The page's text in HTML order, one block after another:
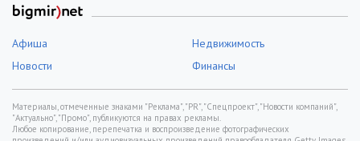
Афиша
Недвижимость
Новости
Финансы
Материалы, отмеченные знаками "Реклама", "PR", "Спецпроект", "Новости компаний",
"Актуально", "Промо", публикуются на правах рекламы.
Любое копирование, перепечатка и воспроизведение фотографических